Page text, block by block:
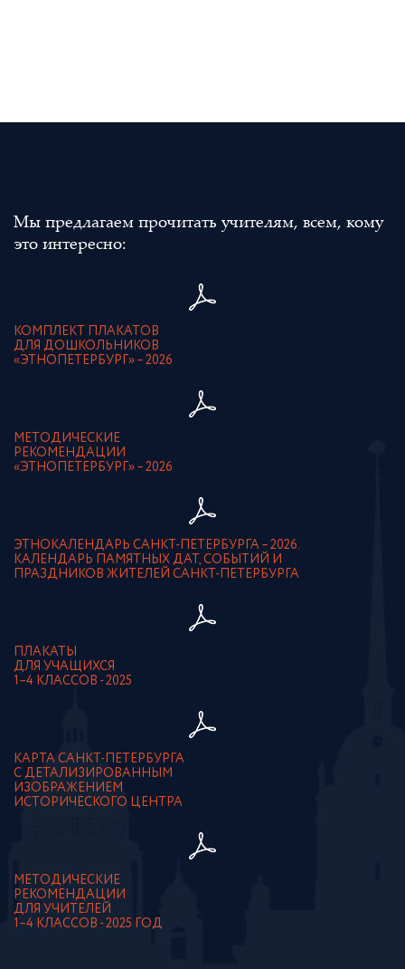
Мы предлагаем прочитать учителям, всем, кому
это интересно:
КОМПЛЕКТ ПЛАКАТОВ
ДЛЯ ДОШКОЛЬНИКОВ
«ЭТНОПЕТЕРБУРГ» – 2026
МЕТОДИЧЕСКИЕ
РЕКОМЕНДАЦИИ
«ЭТНОПЕТЕРБУРГ» – 2026
ЭТНОКАЛЕНДАРЬ САНКТ-ПЕТЕРБУРГА – 2026.
КАЛЕНДАРЬ ПАМЯТНЫХ ДАТ, СОБЫТИЙ И
ПРАЗДНИКОВ ЖИТЕЛЕЙ САНКТ-ПЕТЕРБУРГА
ПЛАКАТЫ
ДЛЯ УЧАЩИХСЯ
1–4 КЛАССОВ - 2025
КАРТА САНКТ-ПЕТЕРБУРГА
С ДЕТАЛИЗИРОВАННЫМ
ИЗОБРАЖЕНИЕМ
ИСТОРИЧЕСКОГО ЦЕНТРА
МЕТОДИЧЕСКИЕ
РЕКОМЕНДАЦИИ
ДЛЯ УЧИТЕЛЕЙ
1–4 КЛАССОВ - 2025 ГОД